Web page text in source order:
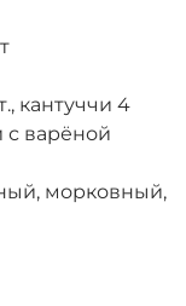
кантуччи 4
с варёной
морковный,